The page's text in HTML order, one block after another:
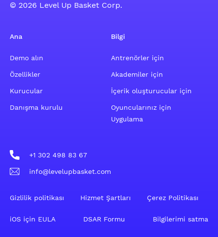
© 2026 Level Up Basket Corp.
Ana
Demo alın
Özellikler
Kurucular
Danışma kurulu
Bilgi
Antrenörler için
Akademiler için
İçerik oluşturucular için
Oyuncularınız için
Uygulama
+1 302 498 83 67
info@levelupbasket.com
Gizlilik politikası Hizmet Şartları Çerez Politikası
iOS için EULA DSAR Formu Bilgilerimi satma